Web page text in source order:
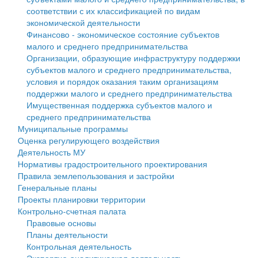
Противодействие коррупции
Контрольно-счетная палата
Персональные данные
Оценка регулирующего воздействия
Деятельность МУ
Нормативы градостроительного проектирования
Правила землепользования и застройки
Генеральные планы
Проекты планировки территории
Собрание депутатов
Городское поселение
соответствии с их классификацией по видам
экономической деятельности
Финансово - экономическое состояние субъектов
малого и среднего предпринимательства
Организации, образующие инфраструктуру поддержки
субъектов малого и среднего предпринимательства,
условия и порядок оказания таким организациям
поддержки малого и среднего предпринимательства
Имущественная поддержка субъектов малого и
среднего предпринимательства
Муниципальные программы
Оценка регулирующего воздействия
Деятельность МУ
Нормативы градостроительного проектирования
Правила землепользования и застройки
Генеральные планы
Проекты планировки территории
Контрольно-счетная палата
Правовые основы
Планы деятельности
Контрольная деятельность